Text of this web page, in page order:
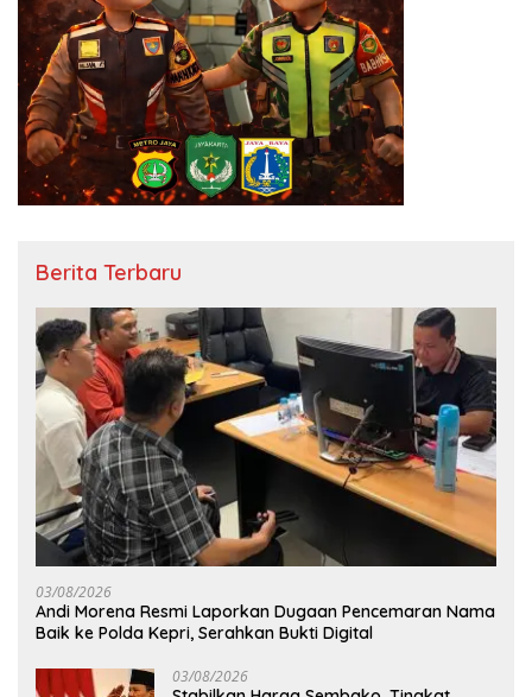
Berita Terbaru
03/08/2026
Andi Morena Resmi Laporkan Dugaan Pencemaran Nama
Baik ke Polda Kepri, Serahkan Bukti Digital
03/08/2026